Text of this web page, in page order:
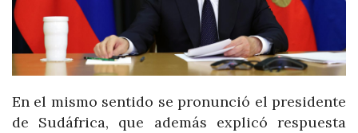
En el mismo sentido se pronunció el presidente
de Sudáfrica, que además explicó respuesta